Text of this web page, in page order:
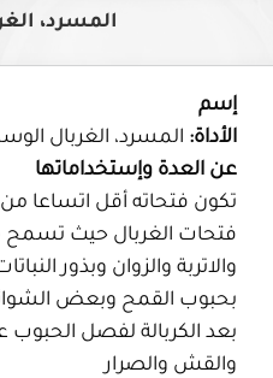
المسرد،
إسم
الأداة: المسرد، الغربال
عن العدة وإستخداماتها
تكون فتحاته أقل اتساعا من
فتحات الغربال حيث تسمح
والاتربة والزوان وبذور
بحبوب القمح وبعض
بعد الكربالة لفصل الحبوب
والقش والصرار